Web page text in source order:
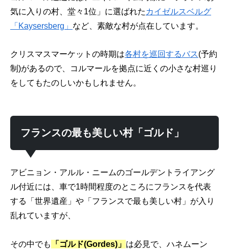
気に入りの村、堂々1位」に選ばれた カイゼルスベルグ
「Kaysersberg」 など、素敵な村が点在しています。
クリスマスマーケットの時期は各村を巡回するバス(予約
制)があるので、コルマールを拠点に近くの小さな村巡り
をしてもたのしいかもしれません。
フランスの最も美しい村「ゴルド」
アビニョン・アルル・ニームのゴールデントライアング
ル付近には、車で1時間程度のところにフランスを代表
する「世界遺産」や「フランスで最も美しい村」が入り
乱れていますが、
その中でも 「ゴルド(Gordes)」 は必見で、ハネムーン